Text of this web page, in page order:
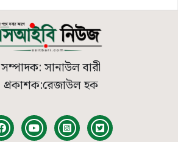
সম্পাদক: সানাউল বারী
প্রকাশক:রেজাউল হক